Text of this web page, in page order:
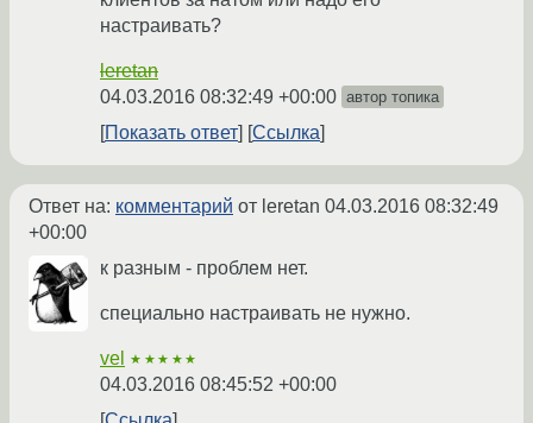
настраивать?
leretan
04.03.2016 08:32:49 +00:00 автор топика
Показать ответ Ссылка
Ответ на: комментарий от leretan 04.03.2016 08:32:49
+00:00
к разным - проблем нет.
специально настраивать не нужно.
vel ★★★★★
04.03.2016 08:45:52 +00:00